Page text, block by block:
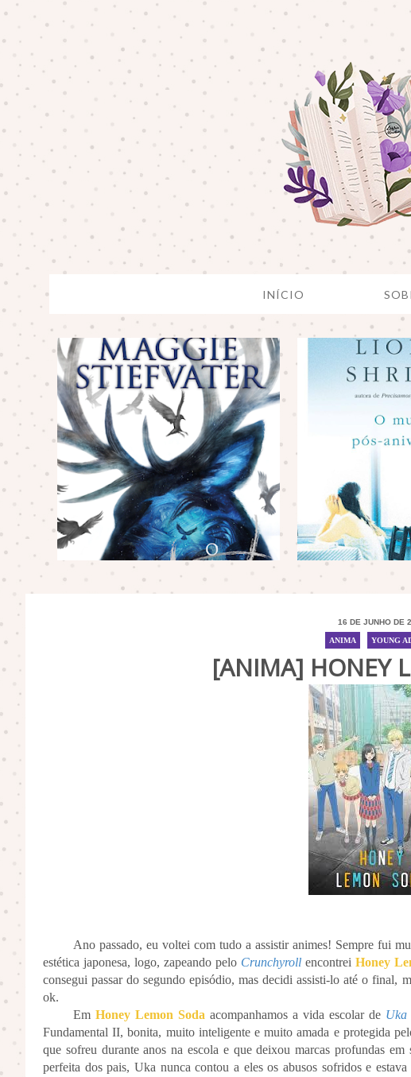
INÍCIO
16 DE JUNHO DE
ANIMA YOUNG
[ANIMA] HONEY
Ano passado, eu voltei com tudo a assistir animes! Sempre fui
estética japonesa, logo, zapeando pelo Crunchyroll encontrei Honey
consegui passar do segundo episódio, mas decidi assisti-lo até o final,
ok.
Em Honey Lemon Soda acompanhamos a vida escolar de Uka
Fundamental II, bonita, muito inteligente e muito amada e protegida
que sofreu durante anos na escola e que deixou marcas profundas
perfeita dos pais, Uka nunca contou a eles os abusos sofridos e